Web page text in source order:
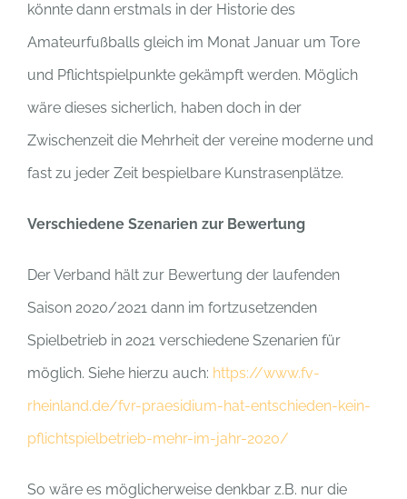
könnte dann erstmals in der Historie des
Amateurfußballs gleich im Monat Januar um Tore
und Pflichtspielpunkte gekämpft werden. Möglich
wäre dieses sicherlich, haben doch in der
Zwischenzeit die Mehrheit der vereine moderne und
fast zu jeder Zeit bespielbare Kunstrasenplätze.
Verschiedene Szenarien zur Bewertung
Der Verband hält zur Bewertung der laufenden
Saison 2020/2021 dann im fortzusetzenden
Spielbetrieb in 2021 verschiedene Szenarien für
möglich. Siehe hierzu auch: https://www.fv-
rheinland.de/fvr-praesidium-hat-entschieden-kein-
pflichtspielbetrieb-mehr-im-jahr-2020/
So wäre es möglicherweise denkbar z.B. nur die